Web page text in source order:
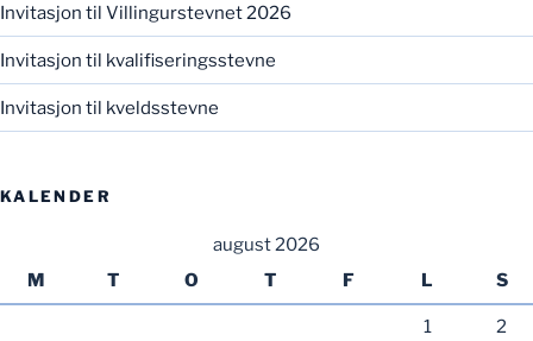
Invitasjon til Villingurstevnet 2026
Invitasjon til kvalifiseringsstevne
Invitasjon til kveldsstevne
KALENDER
august 2026
M
T O T F L S
1 2